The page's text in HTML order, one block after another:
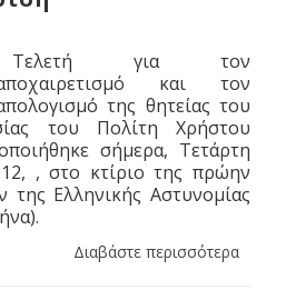
Τελετή για τον
και τον
της θητείας του
του Πολίτη Χρήστου
σήμερα, Τετάρτη
, στο κτίριο της πρώην
της Ελληνικής Αστυνομίας
Διαβάστε περισσότερα